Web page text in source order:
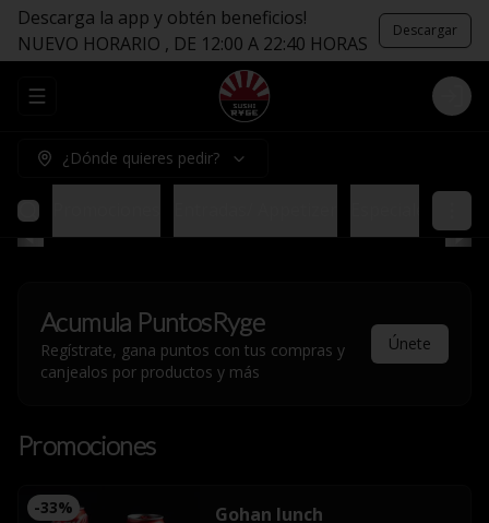
Descarga la app y obtén beneficios!
NUEVO HORARIO , DE 12:00 A 22:40 HORAS
Descargar
Abrir menu de navegación Login
¿Dónde quieres pedir?
Acumula PuntosRyge
Regístrate, gana puntos con tus compras y
canjealos por productos y más
Únete
Promociones
-33% Gohan lunch